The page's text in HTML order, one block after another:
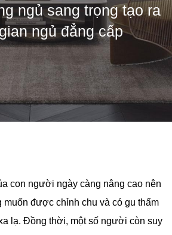
ngủ sang trọng tạo ra
ngủ đẳng cấp
con người ngày càng nâng cao nên
muốn được chỉnh chu và có gu thẩm
lạ. Đồng thời, một số người còn suy